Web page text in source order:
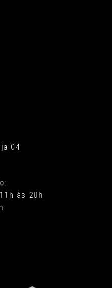
04
às 20h